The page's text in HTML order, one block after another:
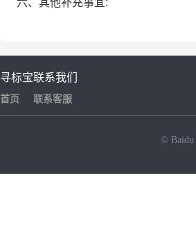
六、其他补充事宜:
寻标宝
首页
联系我们
联系客服
© Baidu